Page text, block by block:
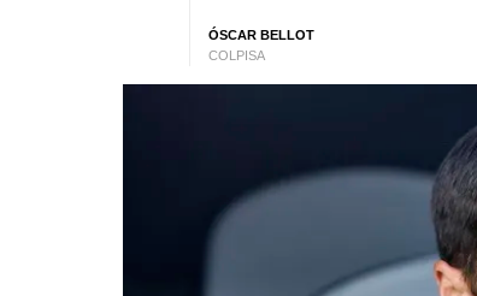
ÓSCAR BELLOT
COLPISA